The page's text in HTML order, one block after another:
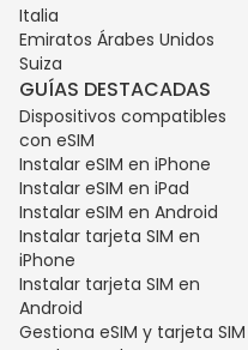
Italia
Emiratos Árabes Unidos
Suiza
GUÍAS DESTACADAS
Dispositivos compatibles
con eSIM
Instalar eSIM en iPhone
Instalar eSIM en iPad
Instalar eSIM en Android
Instalar tarjeta SIM en
iPhone
Instalar tarjeta SIM en
Android
Gestiona eSIM y tarjeta SIM